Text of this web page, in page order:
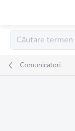
Comunicatori